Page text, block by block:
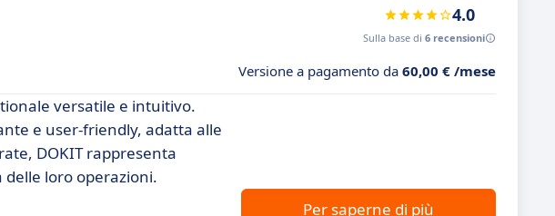
4.0
Sulla base di 6 recensioni
Versione a pagamento da 60,00 € /mese
versatile e intuitivo.
e user-friendly, adatta alle
DOKIT rappresenta
loro operazioni.
Per saperne di più